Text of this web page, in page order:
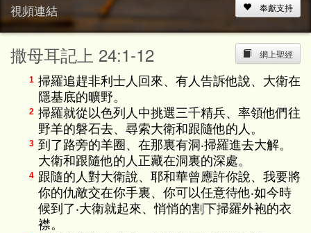
15s
視頻連結 奉獻支持
網上聖經
撒母耳記上 24:1-12
1 掃羅追趕非利士人回來、有人告訴他說、大衛在
隱基底的曠野。
2 掃羅就從以色列人中挑選三千精兵、率領他們往
野羊的磐石去、尋索大衛和跟隨他的人。
3 到了路旁的羊圈、在那裏有洞‧掃羅進去大解。
大衛和跟隨他的人正藏在洞裏的深處。
4 跟隨的人對大衛說、耶和華曾應許你說、我要將
你的仇敵交在你手裏、你可以任意待他‧如今時
候到了‧大衛就起來、悄悄的割下掃羅外袍的衣
襟。